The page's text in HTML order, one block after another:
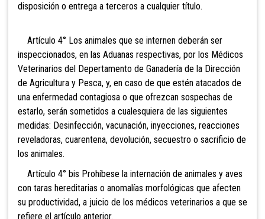
disposición o entrega a terceros a cualquier título.
Artículo 4° Los animales que se internen deberán ser
inspeccionados, en las Aduanas respectivas, por los Médicos
Veterinarios del Depertamento de Ganadería de la Dirección
de Agricultura y Pesca, y, en caso de que estén atacados de
una enfermedad contagiosa o que ofrezcan sospechas de
estarlo, serán sometidos a cualesquiera de las siguientes
medidas: Desinfección, vacunación, inyecciones, reacciones
reveladoras, cuarentena, devolución, secuestro o sacrificio de
los animales.
Artículo 4° bis Prohíbese la internación de animales y aves
con taras hereditarias o anomalías morfológicas que afecten
su productividad, a juicio de los médicos veterinarios a que se
refiere el artículo anterior.